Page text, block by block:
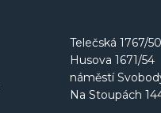
Telečská 1767/50
Husova 1671/54
náměstí
Na Stoupách